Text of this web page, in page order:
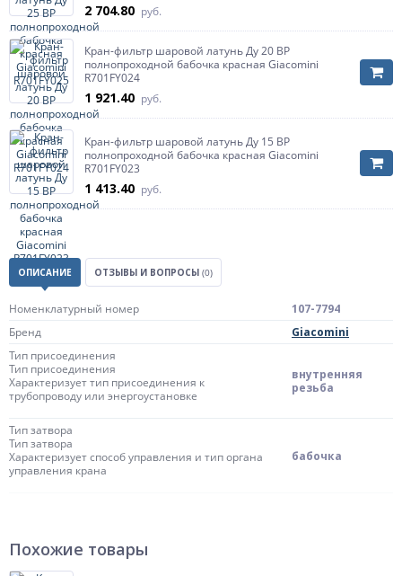
2 704.80 руб.
Кран-фильтр шаровой латунь Ду 20 ВР
полнопроходной бабочка красная Giacomini
R701FY024
1 921.40 руб.
Кран-фильтр шаровой латунь Ду 15 ВР
полнопроходной бабочка красная Giacomini
R701FY023
1 413.40 руб.
ОПИСАНИЕ ОТЗЫВЫ И ВОПРОСЫ (0)
Номенклатурный номер
107-7794
Бренд
Giacomini
Тип присоединения
Тип присоединения
Характеризует тип присоединения к
трубопроводу или энергоустановке
внутренняя
резьба
Тип затвора
Тип затвора
Характеризует способ управления и тип органа
управления крана
бабочка
Тип прохода
Характеризует отношение размера отверстия
шара к размеру присоединяемого трубопровода
Похожие товары